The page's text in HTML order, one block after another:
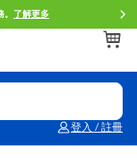
解更多
登入 / 註冊